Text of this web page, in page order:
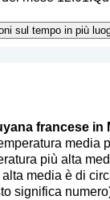
sul tempo in più
francese in
media
più alta
media è di
significa numero